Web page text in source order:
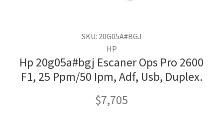
SKU: 20G05A#BGJ
HP
Hp 20g05a#bgj Escaner Ops Pro 2600
F1, 25 Ppm/50 Ipm, Adf, Usb, Duplex.
$7,705